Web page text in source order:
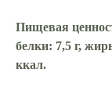
Пищевая
белки: 7,5 г,
ккал.